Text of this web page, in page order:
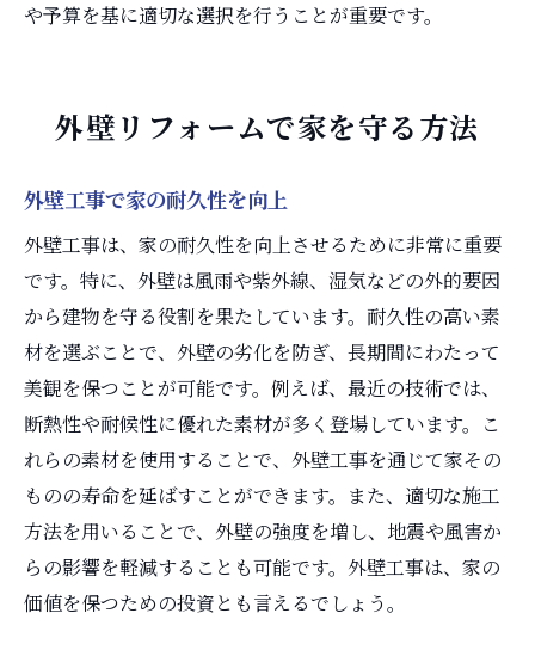
や予算を基に適切な選択を行うことが重要です。
外壁リフォームで家を守る方法
外壁工事で家の耐久性を向上
外壁工事は、家の耐久性を向上させるために非常に重要
です。特に、外壁は風雨や紫外線、湿気などの外的要因
から建物を守る役割を果たしています。耐久性の高い素
材を選ぶことで、外壁の劣化を防ぎ、長期間にわたって
美観を保つことが可能です。例えば、最近の技術では、
断熱性や耐候性に優れた素材が多く登場しています。こ
れらの素材を使用することで、外壁工事を通じて家その
ものの寿命を延ばすことができます。また、適切な施工
方法を用いることで、外壁の強度を増し、地震や風害か
らの影響を軽減することも可能です。外壁工事は、家の
価値を保つための投資とも言えるでしょう。